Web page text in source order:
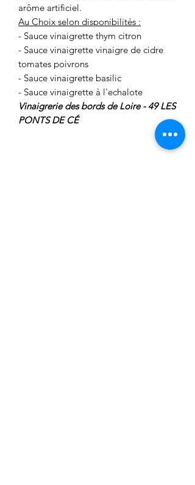
arôme artificiel.
Au Choix selon disponibilités :
- Sauce vinaigrette thym citron
- Sauce vinaigrette vinaigre de cidre
tomates poivrons
- Sauce vinaigrette basilic
- Sauce vinaigrette à l'echalote
Vinaigrerie des bords de Loire - 49 LES
PONTS DE CÉ